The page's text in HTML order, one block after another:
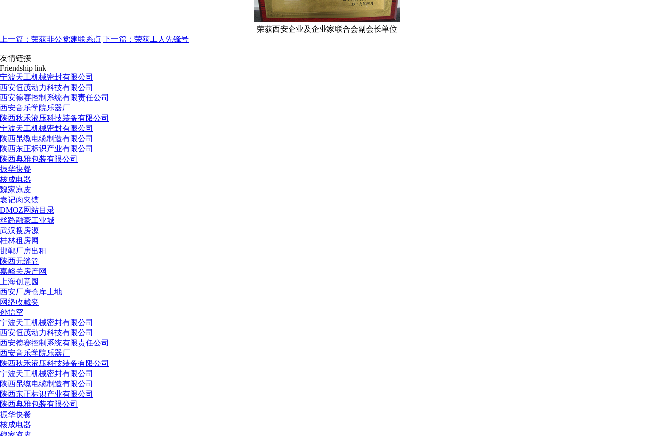
荣获西安企业及企业家联合会副会长单位
上一篇：荣获非公党建联系点 下一篇：荣获工人先锋号
友情链接
Friendship link
宁波天工机械密封有限公司
西安恒茂动力科技有限公司
西安德赛控制系统有限责任公司
西安音乐学院乐器厂
陕西秋禾液压科技装备有限公司
宁波天工机械密封有限公司
陕西昆缆电缆制造有限公司
陕西东正标识产业有限公司
陕西典雅包装有限公司
振华快餐
核成电器
魏家凉皮
袁记肉夹馍
DMOZ网站目录
丝路融豪工业城
武汉搜房源
桂林租房网
邯郸厂房出租
陕西无缝管
嘉峪关房产网
上海创意园
西安厂房仓库土地
网络收藏夹
孙悟空
宁波天工机械密封有限公司
西安恒茂动力科技有限公司
西安德赛控制系统有限责任公司
西安音乐学院乐器厂
陕西秋禾液压科技装备有限公司
宁波天工机械密封有限公司
陕西昆缆电缆制造有限公司
陕西东正标识产业有限公司
陕西典雅包装有限公司
振华快餐
核成电器